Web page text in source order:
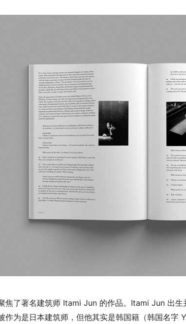
焦了著名建筑师 Itami Jun 的作品。Itami Jun 出
作为是日本建筑师，但他其实是韩国籍（韩国名